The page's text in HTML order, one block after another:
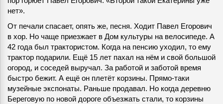
нет».
От печали спасает, опять же, песня. Ходит Павел Егорович
в хор. Но чаще приезжает в Дом культуры на велосипеде. А
42 года был трактористом. Когда на пенсию уходил, то ему
трактор подарили. Ещё 15 лет пахал на нём и свой большой
огород, и соседей выручал. За работой и заботой время
быстро бежит. А ещё он плетёт корзины. Прямо-таки
музейные экспонаты. Раньше продавал. Но когда деревню
Береговую по новой дороге объезжать стали, то корзины